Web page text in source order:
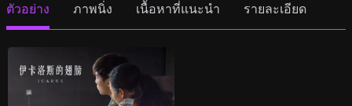
ตัวอย่าง ภาพนิ่ง เนื้อหาที่แนะนำ รายละเอียด